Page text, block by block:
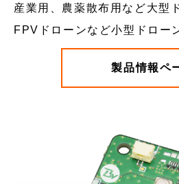
産業用、農薬散布用など大型
FPVドローンなど小型ドロー
製品情報ペ